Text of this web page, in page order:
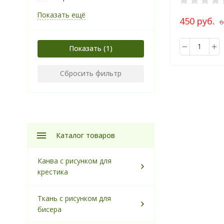
450 руб.
Показать ещё
Показать
Сбросить фильтр
Каталог товаров
Канва с рисунком для
крестика
Ткань с рисунком для
бисера